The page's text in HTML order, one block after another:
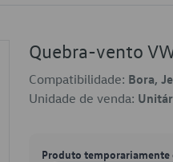
Quebra-vento
Compatibilidade: Bora,
Unidade de venda:
Produto temporariamente